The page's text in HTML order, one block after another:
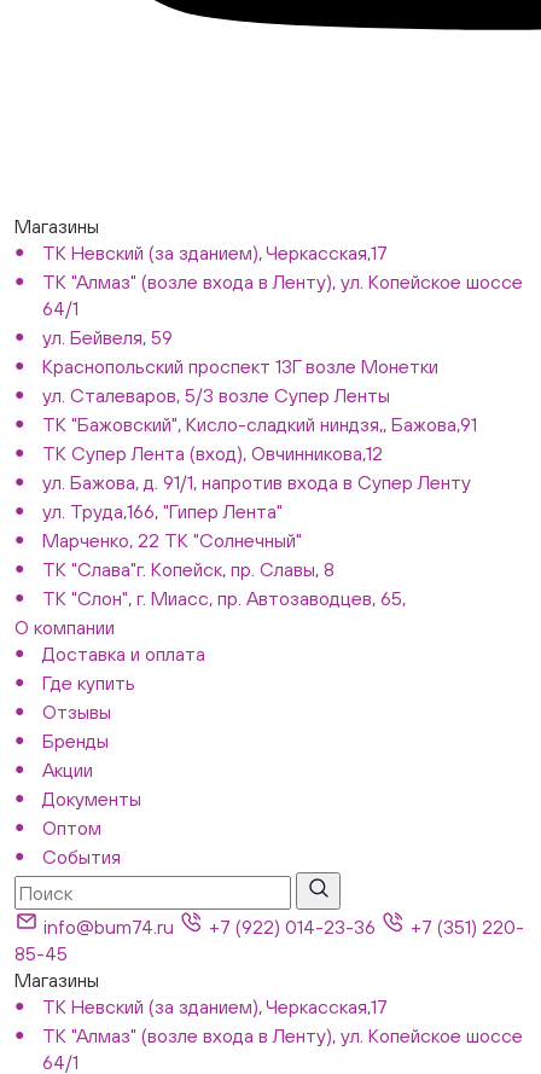
Магазины
ТК Невский (за зданием), Черкасская,17
ТК "Алмаз" (возле входа в Ленту), ул. Копейское шоссе
64/1
ул. Бейвеля, 59
Краснопольский проспект 13Г возле Монетки
ул. Сталеваров, 5/3 возле Супер Ленты
ТК "Бажовский", Кисло-сладкий ниндзя,, Бажова,91
ТК Супер Лента (вход), Овчинникова,12
ул. Бажова, д. 91/1, напротив входа в Супер Ленту
ул. Труда,166, "Гипер Лента"
Марченко, 22 ТК "Солнечный"
ТК "Слава"г. Копейск, пр. Славы, 8
ТК "Слон", г. Миасс, пр. Автозаводцев, 65,
О компании
Доставка и оплата
Где купить
Отзывы
Бренды
Акции
Документы
Оптом
События
info@bum74.ru +7 (922) 014-23-36
+7 (351) 220-
85-45
Магазины
ТК Невский (за зданием), Черкасская,17
ТК "Алмаз" (возле входа в Ленту), ул. Копейское шоссе
64/1